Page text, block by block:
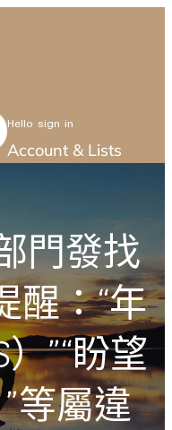
Hello sign in
Account & Lists
門發找
醒：“年
”“盼望
等屬違